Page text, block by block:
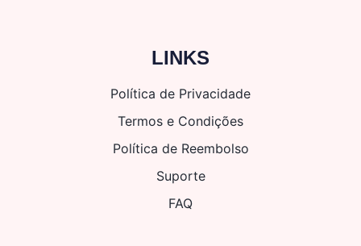
LINKS
Política de Privacidade
Termos e Condições
Política de Reembolso
Suporte
FAQ